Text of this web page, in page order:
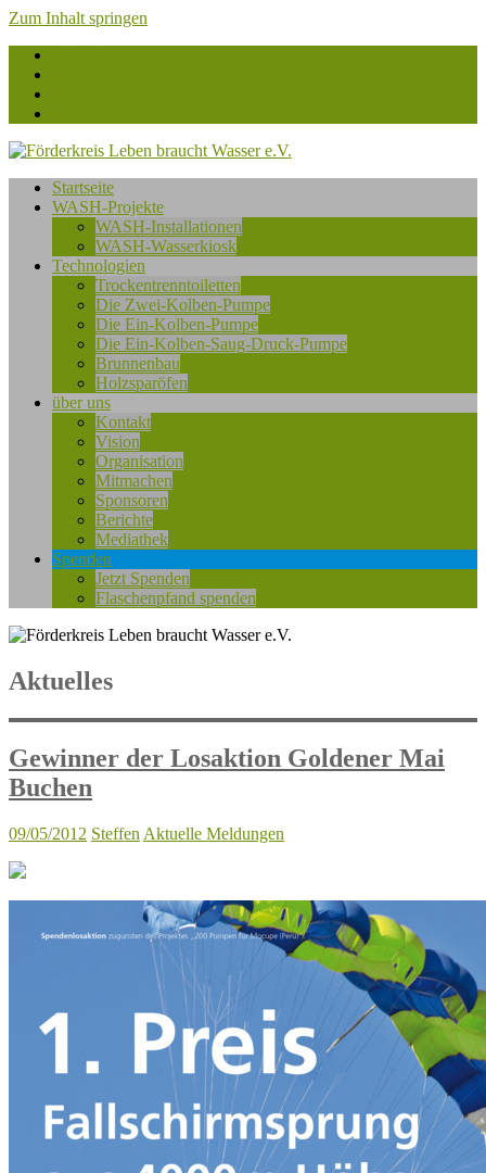
Zum Inhalt springen
Förderkreis
Leben
e.V.
Startseite
WASH-Projekte
WASH-Installationen
WASH-Wasserkiosk
Technologien
Trockentrenntoiletten
Die Zwei-Kolben-Pumpe
Die Ein-Kolben-Pumpe
Die Ein-Kolben-Saug-Druck-Pumpe
Brunnenbau
Holzsparöfen
über uns
Kontakt
Vision
Organisation
Mitmachen
Sponsoren
Berichte
Mediathek
Spenden
Jetzt Spenden
Flaschenpfand spenden
Aktuelles
Gewinner der Losaktion Goldener Mai
Buchen
09/05/2012 Steffen Aktuelle Meldungen